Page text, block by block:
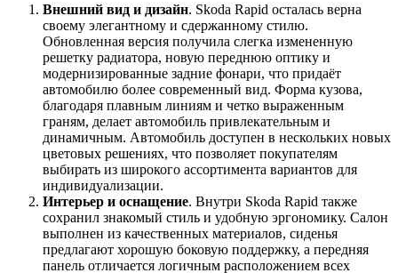
Внешний вид и дизайн. Skoda Rapid осталась верна
своему элегантному и сдержанному стилю.
Обновленная версия получила слегка измененную
решетку радиатора, новую переднюю оптику и
модернизированные задние фонари, что придаёт
автомобилю более современный вид. Форма кузова,
благодаря плавным линиям и четко выраженным
граням, делает автомобиль привлекательным и
динамичным. Автомобиль доступен в нескольких новых
цветовых решениях, что позволяет покупателям
выбирать из широкого ассортимента вариантов для
индивидуализации.
Интерьер и оснащение. Внутри Skoda Rapid также
сохранил знакомый стиль и удобную эргономику. Салон
выполнен из качественных материалов, сиденья
предлагают хорошую боковую поддержку, а передняя
панель отличается логичным расположением всех